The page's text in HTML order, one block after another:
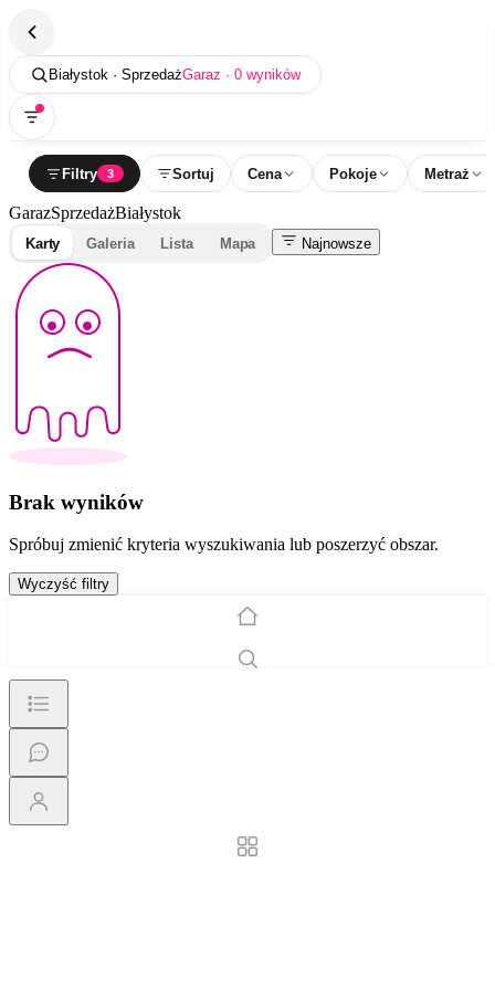
Białystok · SprzedażGaraz · 0 wyników
Filtry 3 Sortuj Cena Pokoje Metraż
GarazSprzedażBiałystok
Karty Galeria Lista Mapa Najnowsze
Brak wyników
Spróbuj zmienić kryteria wyszukiwania lub poszerzyć obszar.
Wyczyść filtry